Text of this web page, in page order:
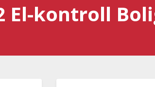
El-kontroll